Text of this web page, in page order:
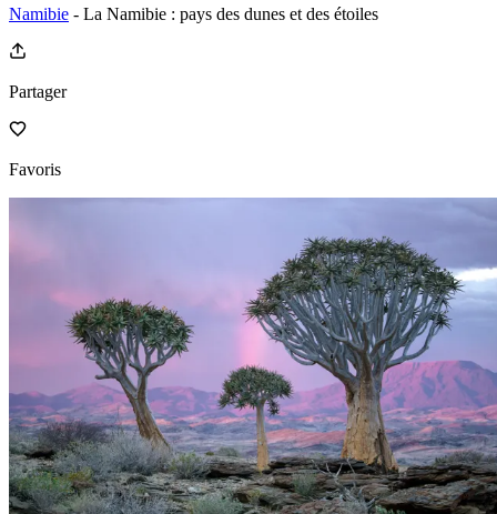
Namibie - La Namibie : pays des dunes et des étoiles
Partager
Favoris